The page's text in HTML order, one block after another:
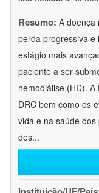
Resumo: A doença
perda progressiva e
estágio mais
paciente a ser
hemodiálise (HD).
DRC bem como os
vida e na saúde
des...